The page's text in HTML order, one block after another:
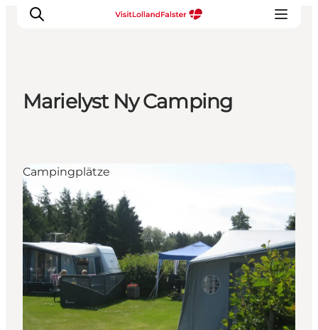
Gastronomie
Urlaubsplaner
Marielyst Ny Camping
Campingplätze